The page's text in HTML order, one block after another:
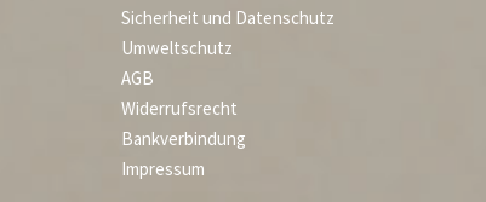
Sicherheit und Datenschutz
Umweltschutz
AGB
Widerrufsrecht
Bankverbindung
Impressum